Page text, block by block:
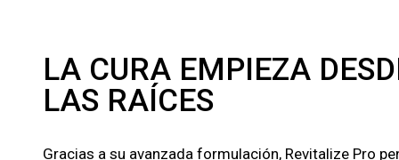
LA CURA EMPIEZA
LAS RAÍCES
Gracias a su avanzada formulación, Revitalize Pro